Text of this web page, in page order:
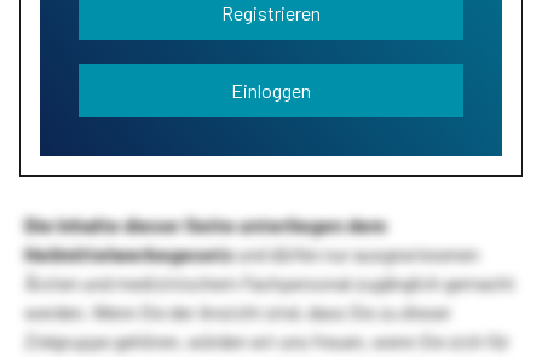
Registrieren
Einloggen
Die Inhalte dieser Seite unterliegen dem
Heilmittelwerbegesetzund dürfen nur ausgewiesenen
Ärzten und medizinischem Fachpersonal zugänglich gemacht
werden. Wenn Sie der Ansicht sind, dass Sie zu dieser
Zielgruppe gehören, würden wir uns freuen, wenn Sie sich für